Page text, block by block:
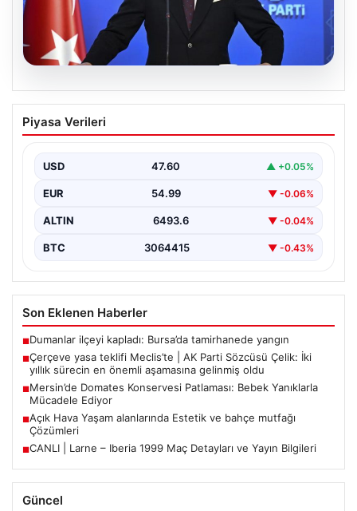
05.08.2026
Çerçeve yasa teklifi Meclis’te | AK Parti
Sözcüsü Çelik: İki yıllık sürecin en
Piyasa Verileri
USD 47.60 ▲ +0.05%
EUR 54.99 ▼ -0.06%
ALTIN 6493.6 ▼ -0.04%
BTC 3064415 ▼ -0.43%
Son Eklenen Haberler
■Dumanlar ilçeyi kapladı: Bursa’da tamirhanede yangın
■Çerçeve yasa teklifi Meclis’te | AK Parti Sözcüsü Çelik: İki
yıllık sürecin en önemli aşamasına gelinmiş oldu
■Mersin’de Domates Konservesi Patlaması: Bebek Yanıklarla
Mücadele Ediyor
■Açık Hava Yaşam alanlarında Estetik ve bahçe mutfağı
Çözümleri
■CANLI | Larne – Iberia 1999 Maç Detayları ve Yayın Bilgileri
Güncel